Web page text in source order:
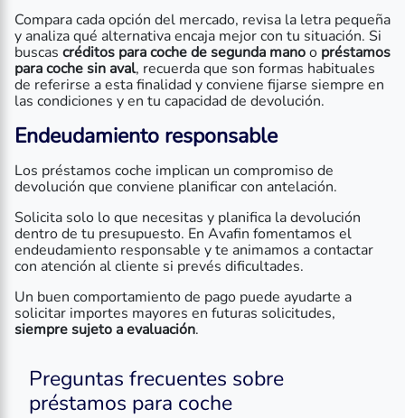
Compara cada opción del mercado, revisa la letra pequeña
y analiza qué alternativa encaja mejor con tu situación. Si
buscas créditos para coche de segunda manoo préstamos
para coche sin aval, recuerda que son formas habituales
de referirse a esta finalidad y conviene fijarse siempre en
las condiciones y en tu capacidad de devolución.
Endeudamiento responsable
Los préstamos coche implican un compromiso de
devolución que conviene planificar con antelación.
Solicita solo lo que necesitas y planifica la devolución
dentro de tu presupuesto. En Avafin fomentamos el
endeudamiento responsable y te animamos a contactar
con atención al cliente si prevés dificultades.
Un buen comportamiento de pago puede ayudarte a
solicitar importes mayores en futuras solicitudes,
siempre sujeto a evaluación.
Preguntas frecuentes sobre
préstamos para coche